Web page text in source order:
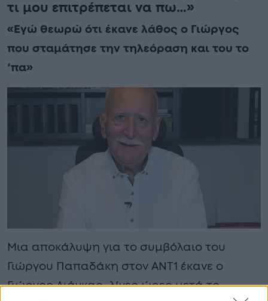
τι μου επιτρέπεται να πω…»
«Εγώ θεωρώ ότι έκανε λάθος ο Γιώργος
που σταμάτησε την τηλεόραση και του το
‘πα»
Μια αποκάλυψη για το συμβόλαιο του
Γιώργου Παπαδάκη στον ΑΝΤ1 έκανε ο
Γιώργος Λιάγκας, λίγες ώρες μετά το